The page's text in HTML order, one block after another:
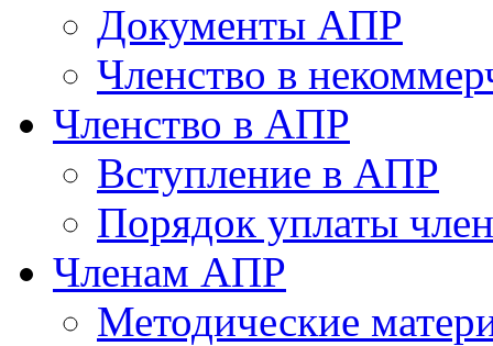
Документы АПР
Членство в
Членство в АПР
Вступление в АПР
Порядок уплаты
Членам АПР
Методические